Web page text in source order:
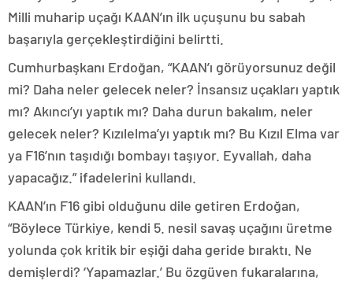
Milli muharip uçağı KAAN’ın ilk uçuşunu bu sabah
başarıyla gerçekleştirdiğini belirtti.
Cumhurbaşkanı Erdoğan, “KAAN’ı görüyorsunuz değil
mi? Daha neler gelecek neler? İnsansız uçakları yaptık
mı? Akıncı’yı yaptık mı? Daha durun bakalım, neler
gelecek neler? Kızılelma’yı yaptık mı? Bu Kızıl Elma var
ya F16’nın taşıdığı bombayı taşıyor. Eyvallah, daha
yapacağız.” ifadelerini kullandı.
KAAN’ın F16 gibi olduğunu dile getiren Erdoğan,
“Böylece Türkiye, kendi 5. nesil savaş uçağını üretme
yolunda çok kritik bir eşiği daha geride bıraktı. Ne
demişlerdi? ‘Yapamazlar.’ Bu özgüven fukaralarına,